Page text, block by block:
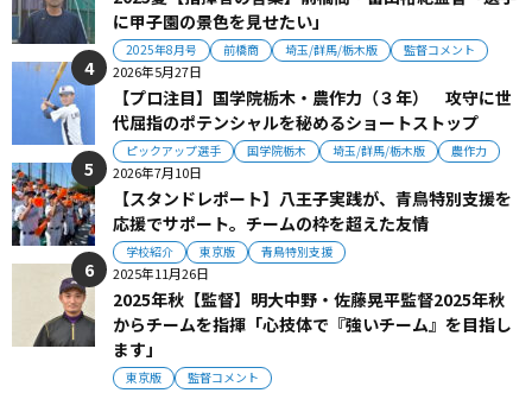
に甲子園の景色を見せたい」
2025年8月号 前橋商 埼玉/群馬/栃木版 監督コメント
2026年5月27日
【プロ注目】国学院栃木・農作力（３年） 攻守に世
代屈指のポテンシャルを秘めるショートストップ
ピックアップ選手 国学院栃木 埼玉/群馬/栃木版 農作力
2026年7月10日
【スタンドレポート】八王子実践が、青鳥特別支援を
応援でサポート。チームの枠を超えた友情
学校紹介 東京版 青鳥特別支援
2025年11月26日
2025年秋【監督】明大中野・佐藤晃平監督2025年秋
からチームを指揮「心技体で『強いチーム』を目指し
ます」
東京版 監督コメント